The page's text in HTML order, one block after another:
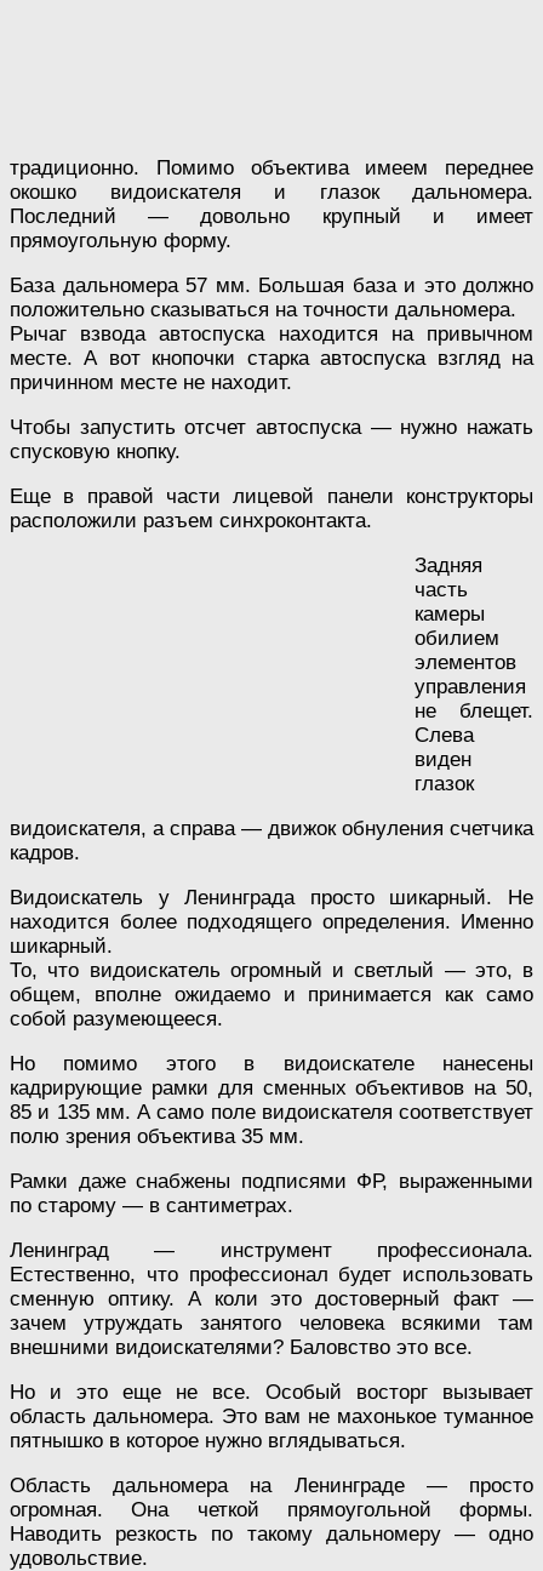
традиционно. Помимо объектива имеем переднее
окошко видоискателя и глазок дальномера.
Последний — довольно крупный и имеет
прямоугольную форму.
База дальномера 57 мм. Большая база и это должно
положительно сказываться на точности дальномера.
Рычаг взвода автоспуска находится на привычном
месте. А вот кнопочки старка автоспуска взгляд на
причинном месте не находит.
Чтобы запустить отсчет автоспуска — нужно нажать
спусковую кнопку.
Еще в правой части лицевой панели конструкторы
расположили разъем синхроконтакта.
Задняя
часть
камеры
обилием
элементов
управления
не блещет.
Слева
виден
глазок
видоискателя, а справа — движок обнуления счетчика
кадров.
Видоискатель у Ленинграда просто шикарный. Не
находится более подходящего определения. Именно
шикарный.
То, что видоискатель огромный и светлый — это, в
общем, вполне ожидаемо и принимается как само
собой разумеющееся.
Но помимо этого в видоискателе нанесены
кадрирующие рамки для сменных объективов на 50,
85 и 135 мм. А само поле видоискателя соответствует
полю зрения объектива 35 мм.
Рамки даже снабжены подписями ФР, выраженными
по старому — в сантиметрах.
Ленинград — инструмент профессионала.
Естественно, что профессионал будет использовать
сменную оптику. А коли это достоверный факт —
зачем утруждать занятого человека всякими там
внешними видоискателями? Баловство это все.
Но и это еще не все. Особый восторг вызывает
область дальномера. Это вам не махонькое туманное
пятнышко в которое нужно вглядываться.
Область дальномера на Ленинграде — просто
огромная. Она четкой прямоугольной формы.
Наводить резкость по такому дальномеру — одно
удовольствие.